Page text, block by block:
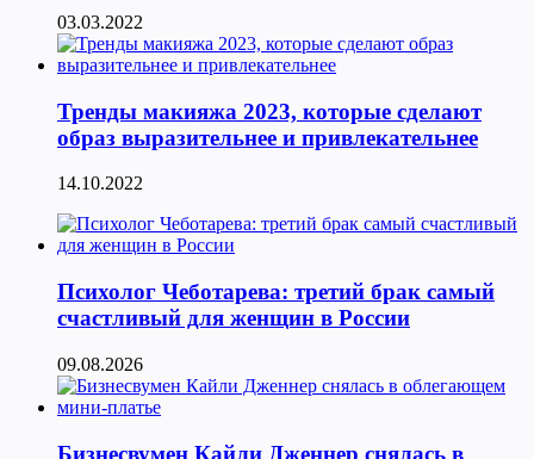
03.03.2022
Тренды макияжа 2023, которые сделают
образ выразительнее и привлекательнее
14.10.2022
Психолог Чеботарева: третий брак самый
счастливый для женщин в России
09.08.2026
Бизнесвумен Кайли Дженнер снялась в